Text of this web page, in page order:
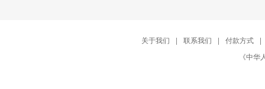
关于我们 | 联系我们 | 付款方式
|
《中